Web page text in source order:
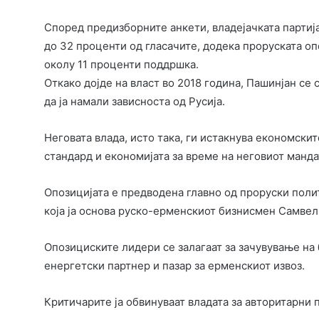
Според предизборните анкети, владејачката
до 32 проценти од гласачите, додека проруската
околу 11 проценти поддршка.
Откако дојде на власт во 2018 година, Пашинјан
да ја намали зависноста од Русија.
Неговата влада, исто така, ги истакнува
стандард и економијата за време на неговиот
Опозицијата е предводена главно од проруски
која ја основа руско-ерменскиот бизнисмен
Опозициските лидери се залагаат за зачувување
енергетски партнер и пазар за ерменскиот извоз.
Критичарите ја обвинуваат владата за